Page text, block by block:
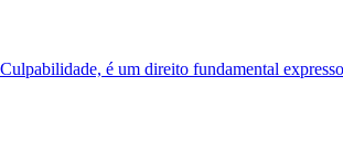
é um direito fundamental